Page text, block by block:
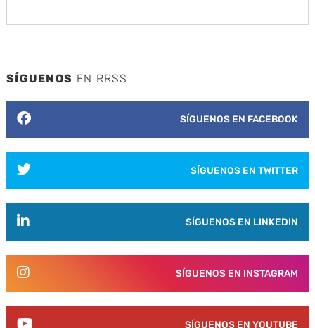
SÍGUENOS EN RRSS
SÍGUENOS EN FACEBOOK
SÍGUENOS EN TWITTER
SÍGUENOS EN LINKEDIN
SÍGUENOS EN INSTAGRAM
SÍGUENOS EN YOUTUBE